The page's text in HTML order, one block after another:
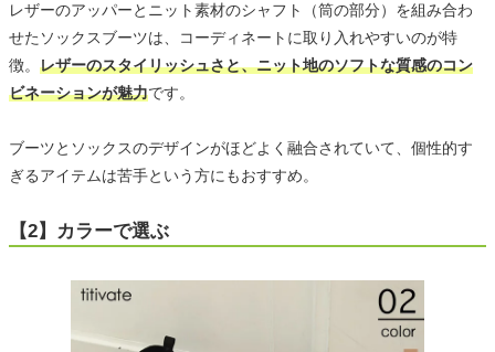
レザーのアッパーとニット素材のシャフト（筒の部分）を組み合わ
せたソックスブーツは、コーディネートに取り入れやすいのが特
徴。 レザーのスタイリッシュさと、ニット地のソフトな質感のコン
ビネーションが魅力です。
ブーツとソックスのデザインがほどよく融合されていて、個性的す
ぎるアイテムは苦手という方にもおすすめ。
【2】カラーで選ぶ